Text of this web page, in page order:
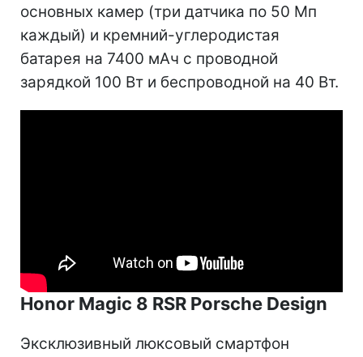
основных камер (три датчика по 50 Мп
каждый) и кремний-углеродистая
батарея на 7400 мАч с проводной
зарядкой 100 Вт и беспроводной на 40 Вт.
Honor Magic 8 RSR Porsche Design
Эксклюзивный люксовый смартфон